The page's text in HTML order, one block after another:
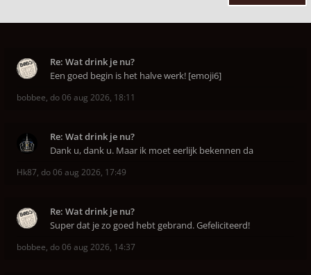
Re: Wat drink je nu?
Een goed begin is het halve werk! [emoji6]
bobbee, do 06 aug 2026, 18:11
Re: Wat drink je nu?
Dank u, dank u. Maar ik moet eerlijk bekennen da
Hk87, do 06 aug 2026, 17:49
Re: Wat drink je nu?
Super dat je zo goed hebt gebrand. Gefeliciteerd!
bobbee, do 06 aug 2026, 14:37